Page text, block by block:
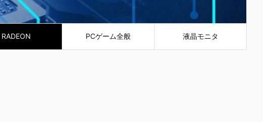
RADEON PCゲーム全般 液晶モニタ